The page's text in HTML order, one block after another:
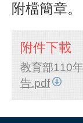
附檔簡章。
附件下載
教育部110
告.pdf